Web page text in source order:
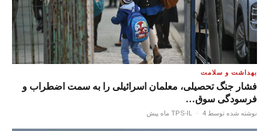
بهداشت و سلامت
فشار جنگ تحصیلی، معلمان اسرائیلی را به سمت اضطراب و
فرسودگی سوق…
نوشته شده توسط TPS-IL · 4 ماه پیش